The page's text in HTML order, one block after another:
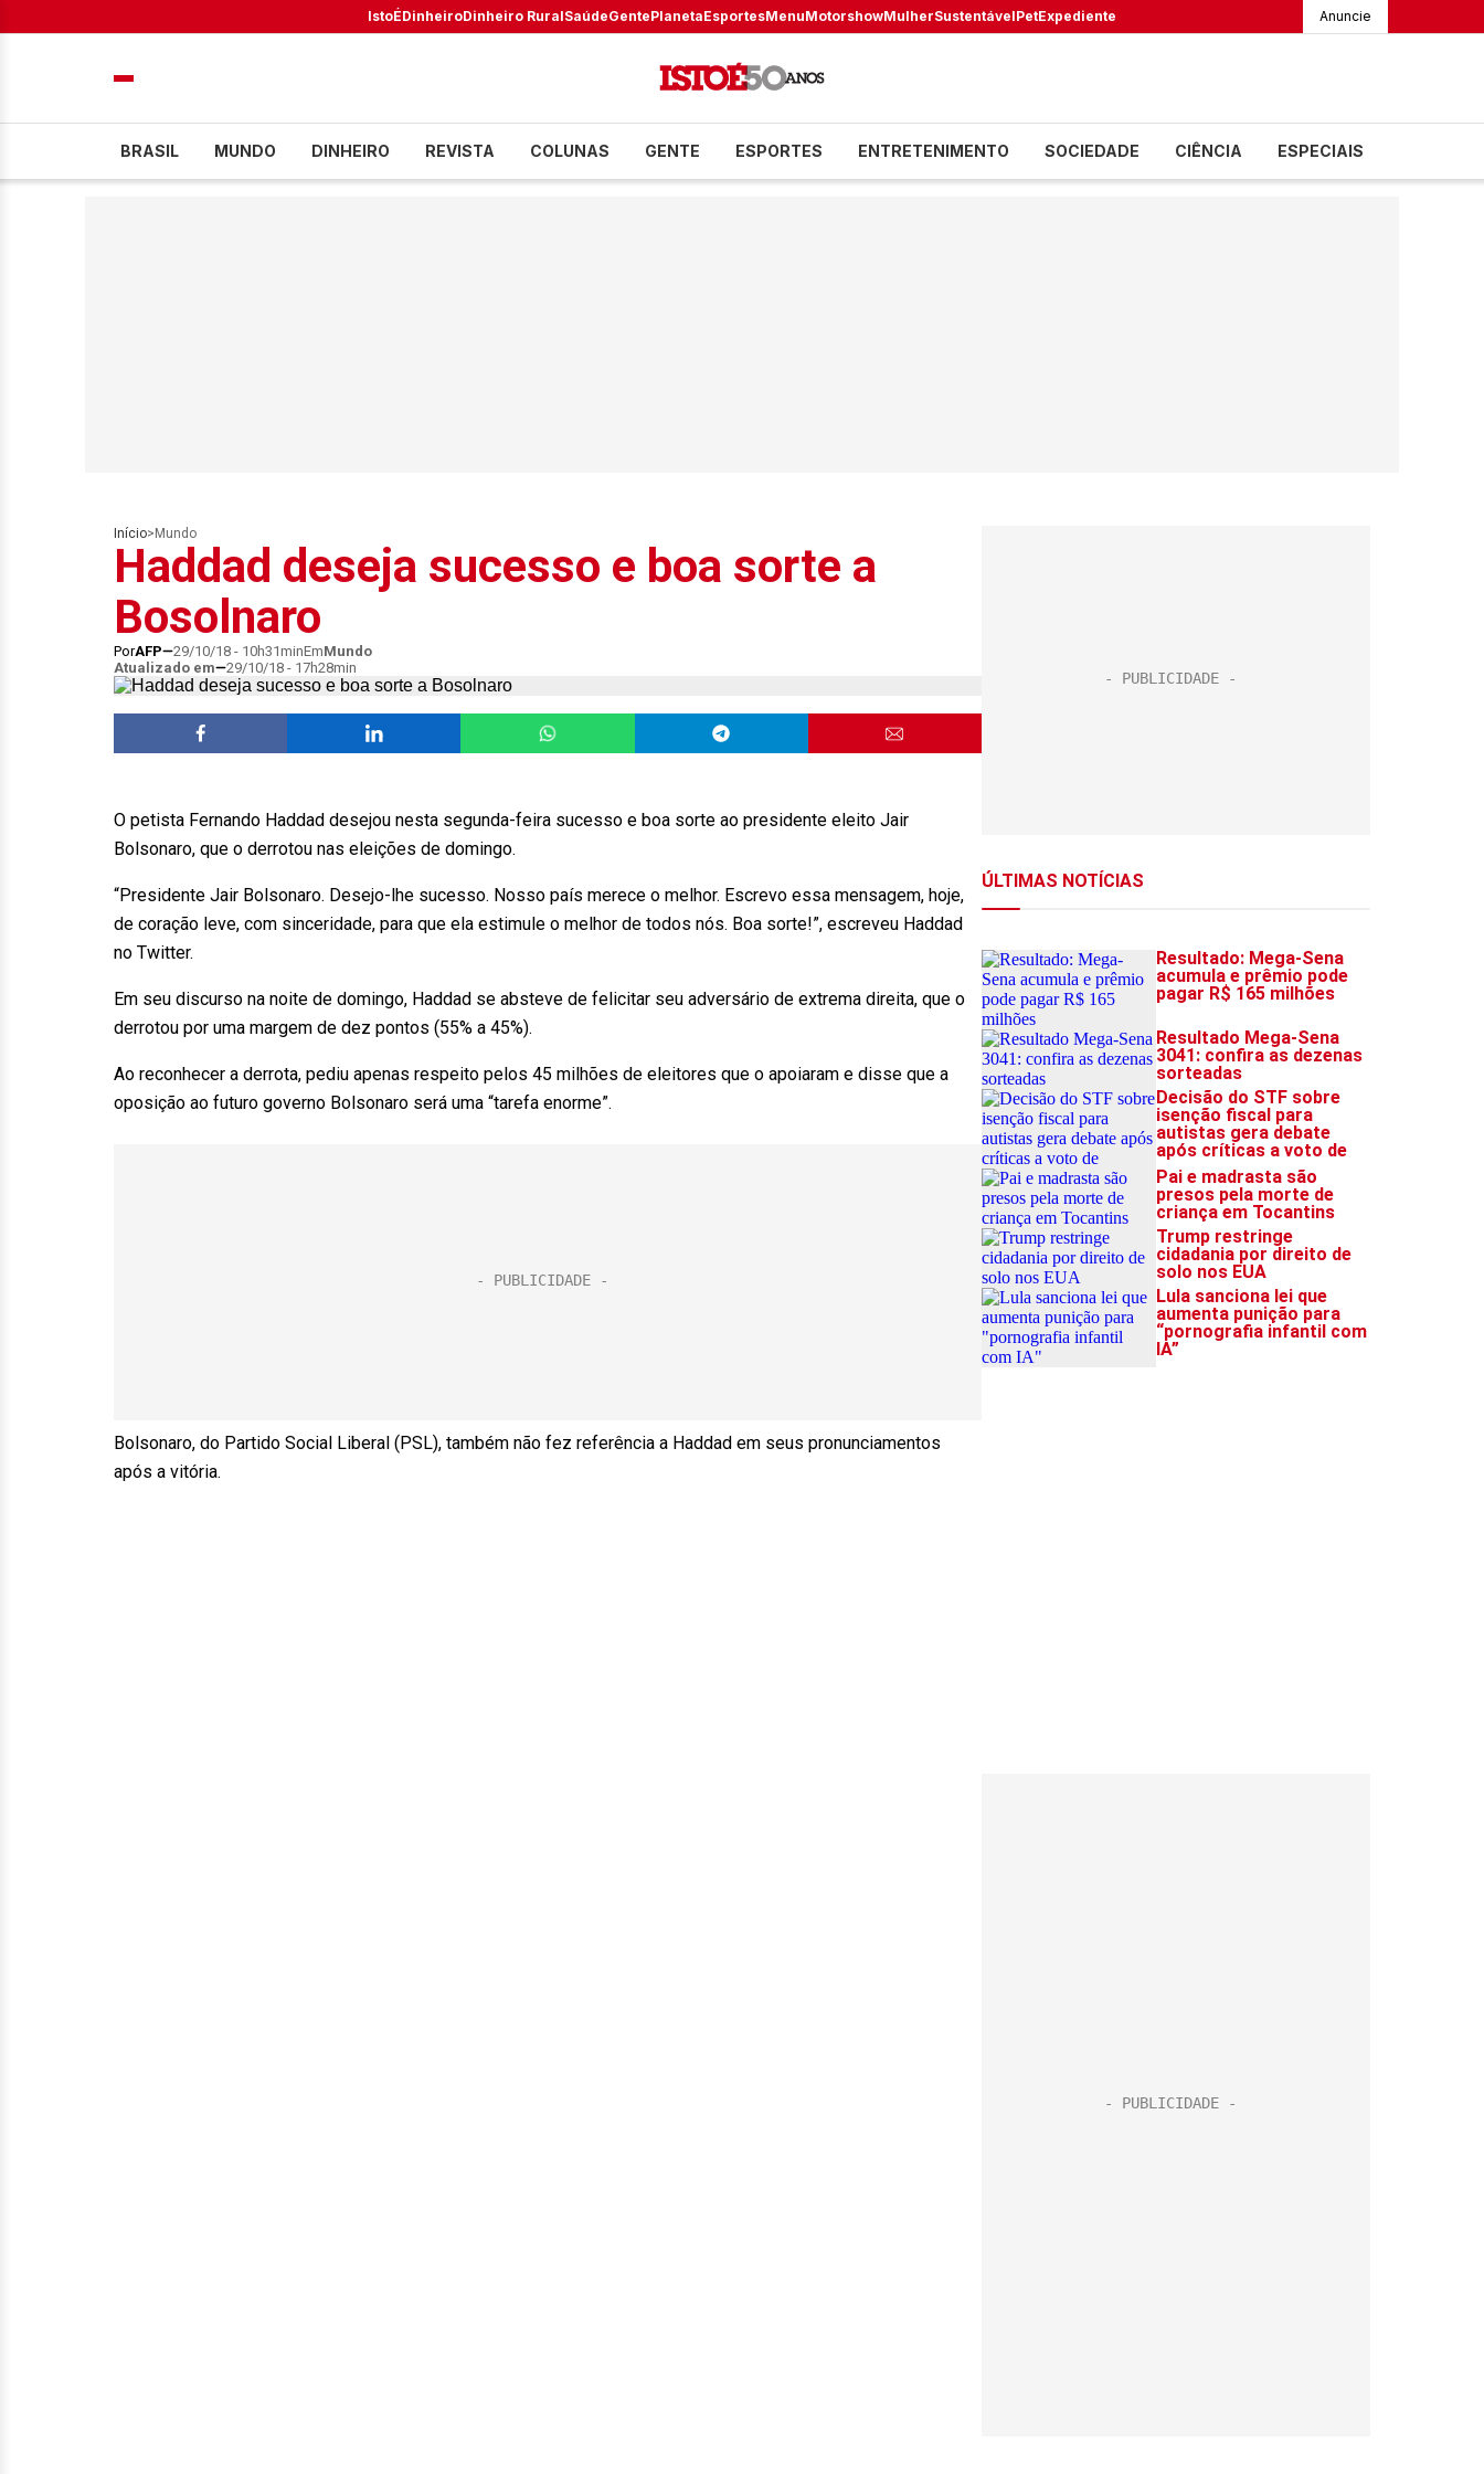
IstoÉDinheiroDinheiro RuralSaúdeGentePlanetaEsportesMenuMotorshowMulherSustentávelPetExpediente Anuncie
BRASIL MUNDO DINHEIRO REVISTA COLUNAS GENTE ESPORTES ENTRETENIMENTO SOCIEDADE CIÊNCIA ESPECIAIS
Início> Mundo
Haddad deseja sucesso e boa sorte a
Bosolnaro
PorAFP 29/10/18 - 10h31minEmMundo
Atualizado em
29/10/18 - 17h28min
O petista Fernando Haddad desejou nesta segunda-feira sucesso e boa sorte ao presidente eleito Jair
Bolsonaro, que o derrotou nas eleições de domingo.
“Presidente Jair Bolsonaro. Desejo-lhe sucesso. Nosso país merece o melhor. Escrevo essa mensagem, hoje,
de coração leve, com sinceridade, para que ela estimule o melhor de todos nós. Boa sorte!”, escreveu Haddad
no Twitter.
Em seu discurso na noite de domingo, Haddad se absteve de felicitar seu adversário de extrema direita, que o
derrotou por uma margem de dez pontos (55% a 45%).
Ao reconhecer a derrota, pediu apenas respeito pelos 45 milhões de eleitores que o apoiaram e disse que a
oposição ao futuro governo Bolsonaro será uma “tarefa enorme”.
Bolsonaro, do Partido Social Liberal (PSL), também não fez referência a Haddad em seus pronunciamentos
após a vitória.